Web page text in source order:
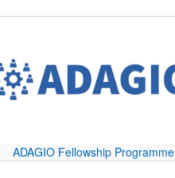
ADAGIO Fellowship Programme